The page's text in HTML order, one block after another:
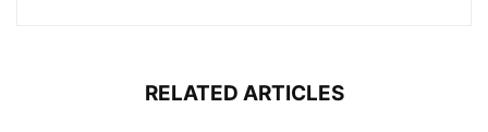
RELATED ARTICLES